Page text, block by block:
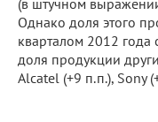
Однако доля этого
кварталом 2012 года
доля продукции
Alcatel (+9 п.п.), Sony